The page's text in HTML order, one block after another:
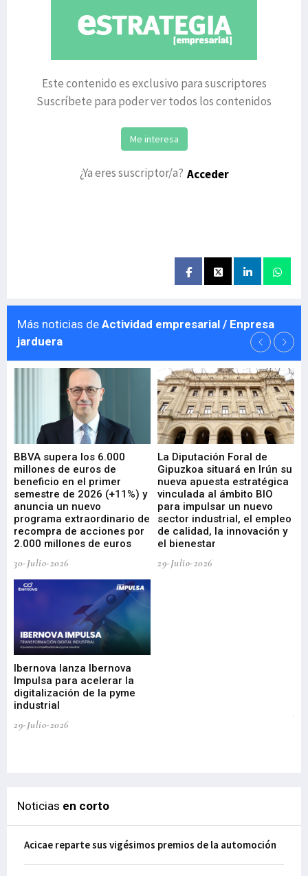
Este contenido es exclusivo para suscriptores
Suscríbete para poder ver todos los contenidos
Me interesa
¿Ya eres suscriptor/a? Acceder
Más noticias de Actividad empresarial / Enpresa
jarduera
BBVA supera los 6.000
millones de euros de
beneficio en el primer
semestre de 2026 (+11%) y
anuncia un nuevo
programa extraordinario de
recompra de acciones por
2.000 millones de euros
30-Julio-2026
La Diputación Foral de
Gipuzkoa situará en Irún su
nueva apuesta estratégica
vinculada al ámbito BIO
para impulsar un nuevo
sector industrial, el empleo
de calidad, la innovación y
el bienestar
29-Julio-2026
Ibernova lanza Ibernova
Impulsa para acelerar la
digitalización de la pyme
industrial
29-Julio-2026
Noticias en corto
Acicae reparte sus vigésimos premios de la automoción